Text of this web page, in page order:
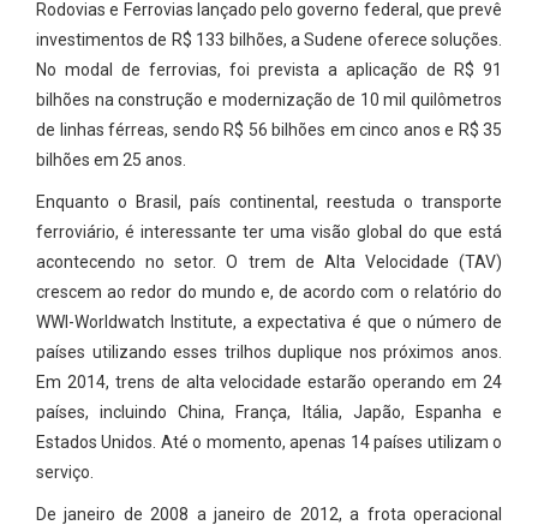
Rodovias e Ferrovias lançado pelo governo federal, que prevê
investimentos de R$ 133 bilhões, a Sudene oferece soluções.
No modal de ferrovias, foi prevista a aplicação de R$ 91
bilhões na construção e modernização de 10 mil quilômetros
de linhas férreas, sendo R$ 56 bilhões em cinco anos e R$ 35
bilhões em 25 anos.
Enquanto o Brasil, país continental, reestuda o transporte
ferroviário, é interessante ter uma visão global do que está
acontecendo no setor. O trem de Alta Velocidade (TAV)
crescem ao redor do mundo e, de acordo com o relatório do
WWI-Worldwatch Institute, a expectativa é que o número de
países utilizando esses trilhos duplique nos próximos anos.
Em 2014, trens de alta velocidade estarão operando em 24
países, incluindo China, França, Itália, Japão, Espanha e
Estados Unidos. Até o momento, apenas 14 países utilizam o
serviço.
De janeiro de 2008 a janeiro de 2012, a frota operacional